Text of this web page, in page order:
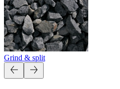
Grind & split